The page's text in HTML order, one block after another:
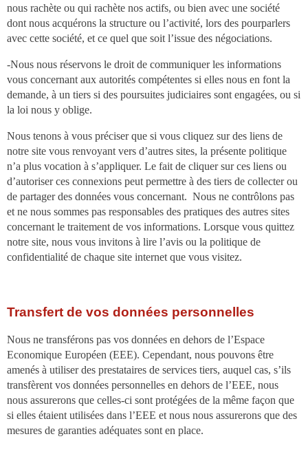
nous rachète ou qui rachète nos actifs, ou bien avec une société
dont nous acquérons la structure ou l’activité, lors des pourparlers
avec cette société, et ce quel que soit l’issue des négociations.
-Nous nous réservons le droit de communiquer les informations
vous concernant aux autorités compétentes si elles nous en font la
demande, à un tiers si des poursuites judiciaires sont engagées, ou si
la loi nous y oblige.
Nous tenons à vous préciser que si vous cliquez sur des liens de
notre site vous renvoyant vers d’autres sites, la présente politique
n’a plus vocation à s’appliquer. Le fait de cliquer sur ces liens ou
d’autoriser ces connexions peut permettre à des tiers de collecter ou
de partager des données vous concernant. Nous ne contrôlons pas
et ne nous sommes pas responsables des pratiques des autres sites
concernant le traitement de vos informations. Lorsque vous quittez
notre site, nous vous invitons à lire l’avis ou la politique de
confidentialité de chaque site internet que vous visitez.
Transfert de vos données personnelles
Nous ne transférons pas vos données en dehors de l’Espace
Economique Européen (EEE). Cependant, nous pouvons être
amenés à utiliser des prestataires de services tiers, auquel cas, s’ils
transfèrent vos données personnelles en dehors de l’EEE, nous
nous assurerons que celles-ci sont protégées de la même façon que
si elles étaient utilisées dans l’EEE et nous nous assurerons que des
mesures de garanties adéquates sont en place.